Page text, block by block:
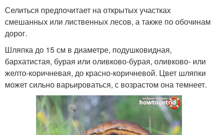
Селиться предпочитает на открытых участках
смешанных или лиственных лесов, а также по обочинам
дорог.
Шляпка до 15 см в диаметре, подушковидная,
бархатистая, бурая или оливково-бурая, оливково- или
желто-коричневая, до красно-коричневой. Цвет шляпки
может сильно варьироваться, с возрастом она темнеет.